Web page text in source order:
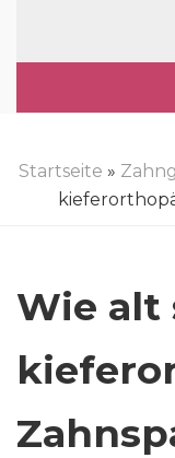
Startseite »
Wie alt